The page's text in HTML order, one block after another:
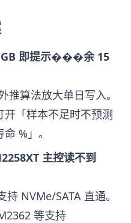
GB 即提示���余 15
推算法放大单日写入。
「样本不足时不预测
%」。
主控读不到
NVMe/SATA 直通。
等支持